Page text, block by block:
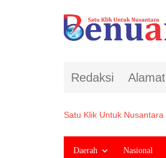
Redaksi Alamat
Satu Klik Untuk Nusantara
Daerah Nasional